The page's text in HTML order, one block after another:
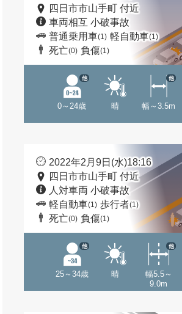
四日市市山手町 付近
車両相互 小破事故
普通乗用車(1) 軽自動車(1)
死亡(0) 負傷(1)
0～24歳
他
晴 幅～3.5m
他
2022年2月9日(水)18:16
四日市市山手町 付近
人対車両 小破事故
軽自動車(1) 歩行者(1)
死亡(0) 負傷(1)
25～34歳
他
晴
幅5.5～
9.0m
他